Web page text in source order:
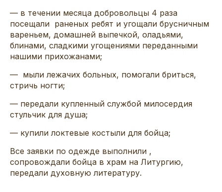
— в течении месяца добровольцы 4 раза
посещали раненых ребят и угощали брусничным
вареньем, домашней выпечкой, оладьями,
блинами, сладкими угощениями переданными
нашими прихожанами;
— мыли лежачих больных, помогали бриться,
стричь ногти;
— передали купленный службой милосердия
стульчик для душа;
— купили локтевые костыли для бойца;
Все заявки по одежде выполнили ,
сопровождали бойца в храм на Литургию,
передали духовную литературу.